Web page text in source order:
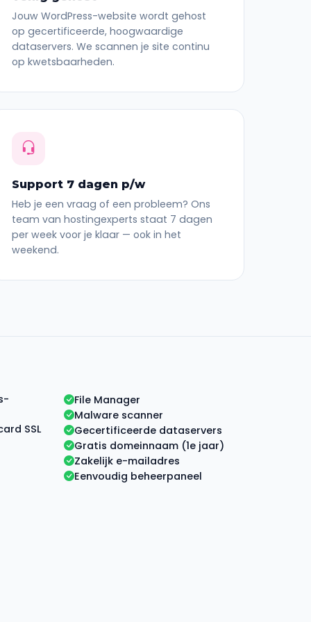
Jouw WordPress-website wordt gehost
op gecertificeerde, hoogwaardige
dataservers. We scannen je site continu
op kwetsbaarheden.
Support 7 dagen p/w
Heb je een vraag of een probleem? Ons
team van hostingexperts staat 7 dagen
per week voor je klaar — ook in het
weekend.
SSL
File Manager
Malware scanner
Gecertificeerde dataservers
Gratis domeinnaam (1e jaar)
Zakelijk e-mailadres
Eenvoudig beheerpaneel